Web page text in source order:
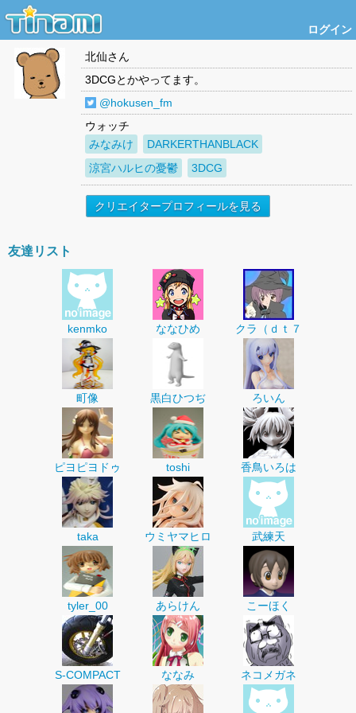
ログイン
北仙さん
3DCGとかやってます。
@hokusen_fm
ウォッチ
みなみけ
DARKERTHANBLACK
涼宮ハルヒの憂鬱
3DCG
クリエイタープロフィールを見る
友達リスト
kenmko ななひめ クラ（ｄｔ７
町像 黒白ひつぢ ろいん
ピヨピヨドゥ toshi 香鳥いろは
taka ウミヤマヒロ 武練天
tyler_00 あらけん こーほく
S-COMPACT ななみ ネコメガネ